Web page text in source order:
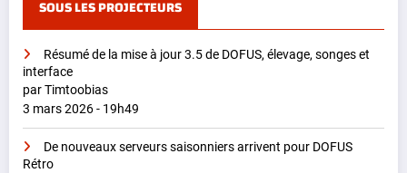
SOUS LES PROJECTEURS
Résumé de la mise à jour 3.5 de DOFUS, élevage, songes et
interface
par Timtoobias
3 mars 2026 - 19h49
De nouveaux serveurs saisonniers arrivent pour DOFUS
Rétro